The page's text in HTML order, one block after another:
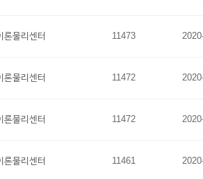
론물리센터 11473
론물리센터 11472
론물리센터 11472
론물리센터 11461